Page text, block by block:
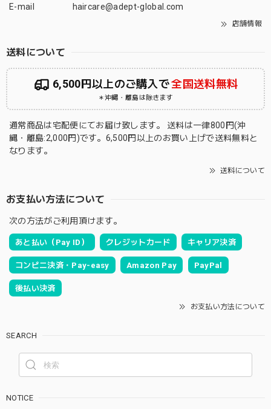
E-mail
haircare@adept-global.com
店舗情報
送料について
6,500円以上のご購入で全国送料無料
＊沖縄・離島は除きます
通常商品は宅配便にてお届け致します。 送料は一律800円(沖
縄・離島:2,000円)です。6,500円以上のお買い上げで送料無料と
なります。
送料について
お支払い方法について
次の方法がご利用頂けます。
あと払い（Pay ID） クレジットカード キャリア決済
コンビニ決済・Pay-easy Amazon Pay PayPal
後払い決済
お支払い方法について
SEARCH
NOTICE